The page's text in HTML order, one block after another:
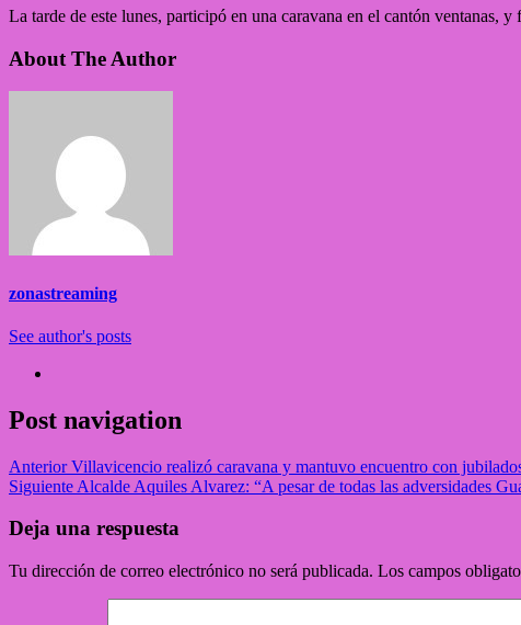
La tarde de este lunes, participó en una caravana en el cantón ventanas,
About The Author
zonastreaming
See author's posts
Post navigation
AnteriorVillavicencio realizó caravana y mantuvo encuentro con
Siguiente Alcalde Aquiles Alvarez: “A pesar de todas las adversidades
Deja una respuesta
Tu dirección de correo electrónico no será publicada. Los campos